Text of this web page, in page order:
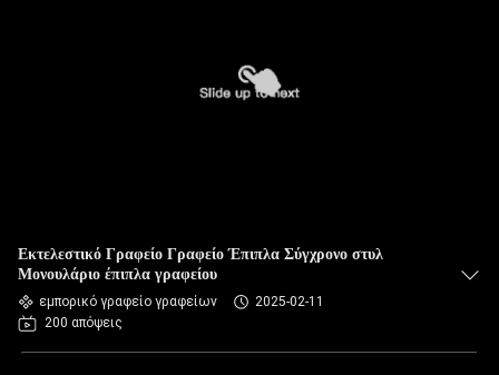
Εκτελεστικό Γραφείο Γραφείο Έπιπλα Σύγχρονο στυλ
Μονουλάριο έπιπλα γραφείου
εμπορικό γραφείο γραφείων
2025-02-11
200 απόψεις